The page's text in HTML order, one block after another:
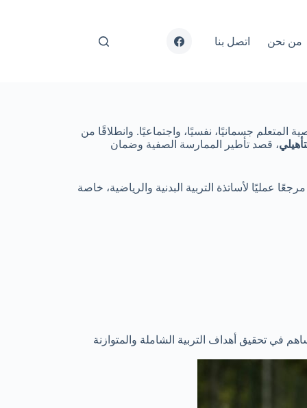
من نحن اتصل بنا
المتعلم جسمانيًا، نفسيًا، واجتماعيًا. وانطلاقًا من
، قصد تأطير الممارسة الصفية وضمان
عمليًا لأساتذة التربية البدنية والرياضية، خاصة
في تحقيق أهداف التربية الشاملة والمتوازنة